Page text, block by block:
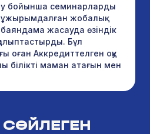
бойынша семинарларды
жобалық
жасауда өзіндік
Бұл
оған Аккредиттелген оқу
білікті маман атағын мен